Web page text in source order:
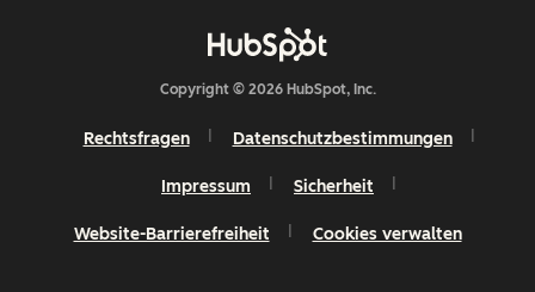
Copyright © 2026 HubSpot, Inc.
Rechtsfragen Datenschutzbestimmungen
Impressum Sicherheit
Website-Barrierefreiheit Cookies verwalten